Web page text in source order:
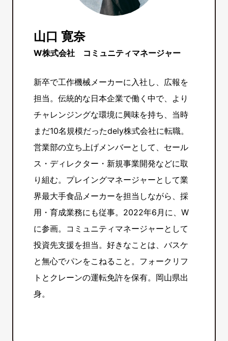
山口 寛奈
W株式会社 コミュニティマネージャー
新卒で工作機械メーカーに入社し、広報を
担当。伝統的な日本企業で働く中で、より
チャレンジングな環境に興味を持ち、当時
まだ10名規模だったdely株式会社に転職。
営業部の立ち上げメンバーとして、セール
ス・ディレクター・新規事業開発などに取
り組む。プレイングマネージャーとして業
界最大手食品メーカーを担当しながら、採
用・育成業務にも従事。2022年6月に、W
に参画。コミュニティマネージャーとして
投資先支援を担当。好きなことは、バスケ
と無心でパンをこねること。フォークリフ
トとクレーンの運転免許を保有。岡山県出
身。